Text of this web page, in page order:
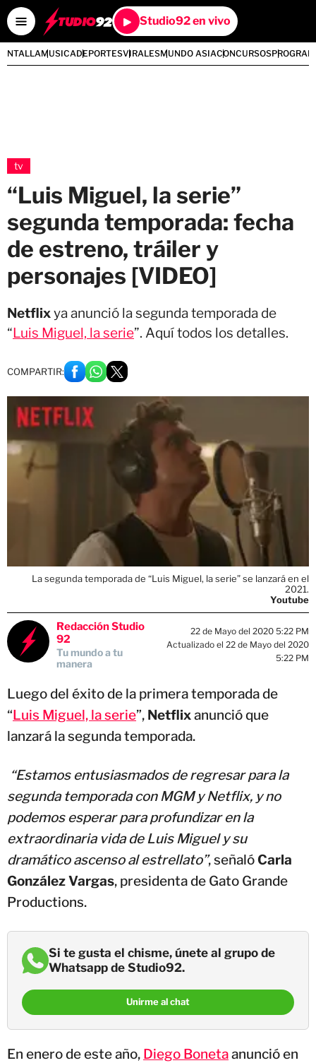
Studio92 en vivo
MUSICADEPORTESVIRALESMUNDO ASIACONCURSOS
tv
“Luis Miguel, la serie”
segunda temporada: fecha
de estreno, tráiler y
personajes [VIDEO]
Netflixya anunció la segunda temporada de
“Luis Miguel, la serie”. Aquí todos los detalles.
COMPARTIR:
La segunda temporada de “Luis Miguel, la serie” se lanzará en el
2021.
Youtube
Redacción Studio
92
Tu mundo a tu
manera
22 de Mayo del 2020 5:22 PM
Actualizado el 22 de Mayo del 2020
5:22 PM
Luego del éxito de la primera temporada de
“Luis Miguel, la serie”, Netflixanunció que
lanzará la segunda temporada.
“Estamos entusiasmados de regresar para la
segunda temporada con MGM y Netflix, y no
podemos esperar para profundizar en la
extraordinaria vida de Luis Miguel y su
dramático ascenso al estrellato”, señalóCarla
González Vargas, presidenta de Gato Grande
Productions.
Si te gusta el chisme, únete al grupo de
Whatsapp de Studio92.
Unirme al chat
En enero de este año, Diego Bonetaanunció en